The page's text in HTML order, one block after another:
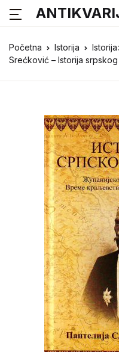
Početna Istorija
Srećković – Istorija